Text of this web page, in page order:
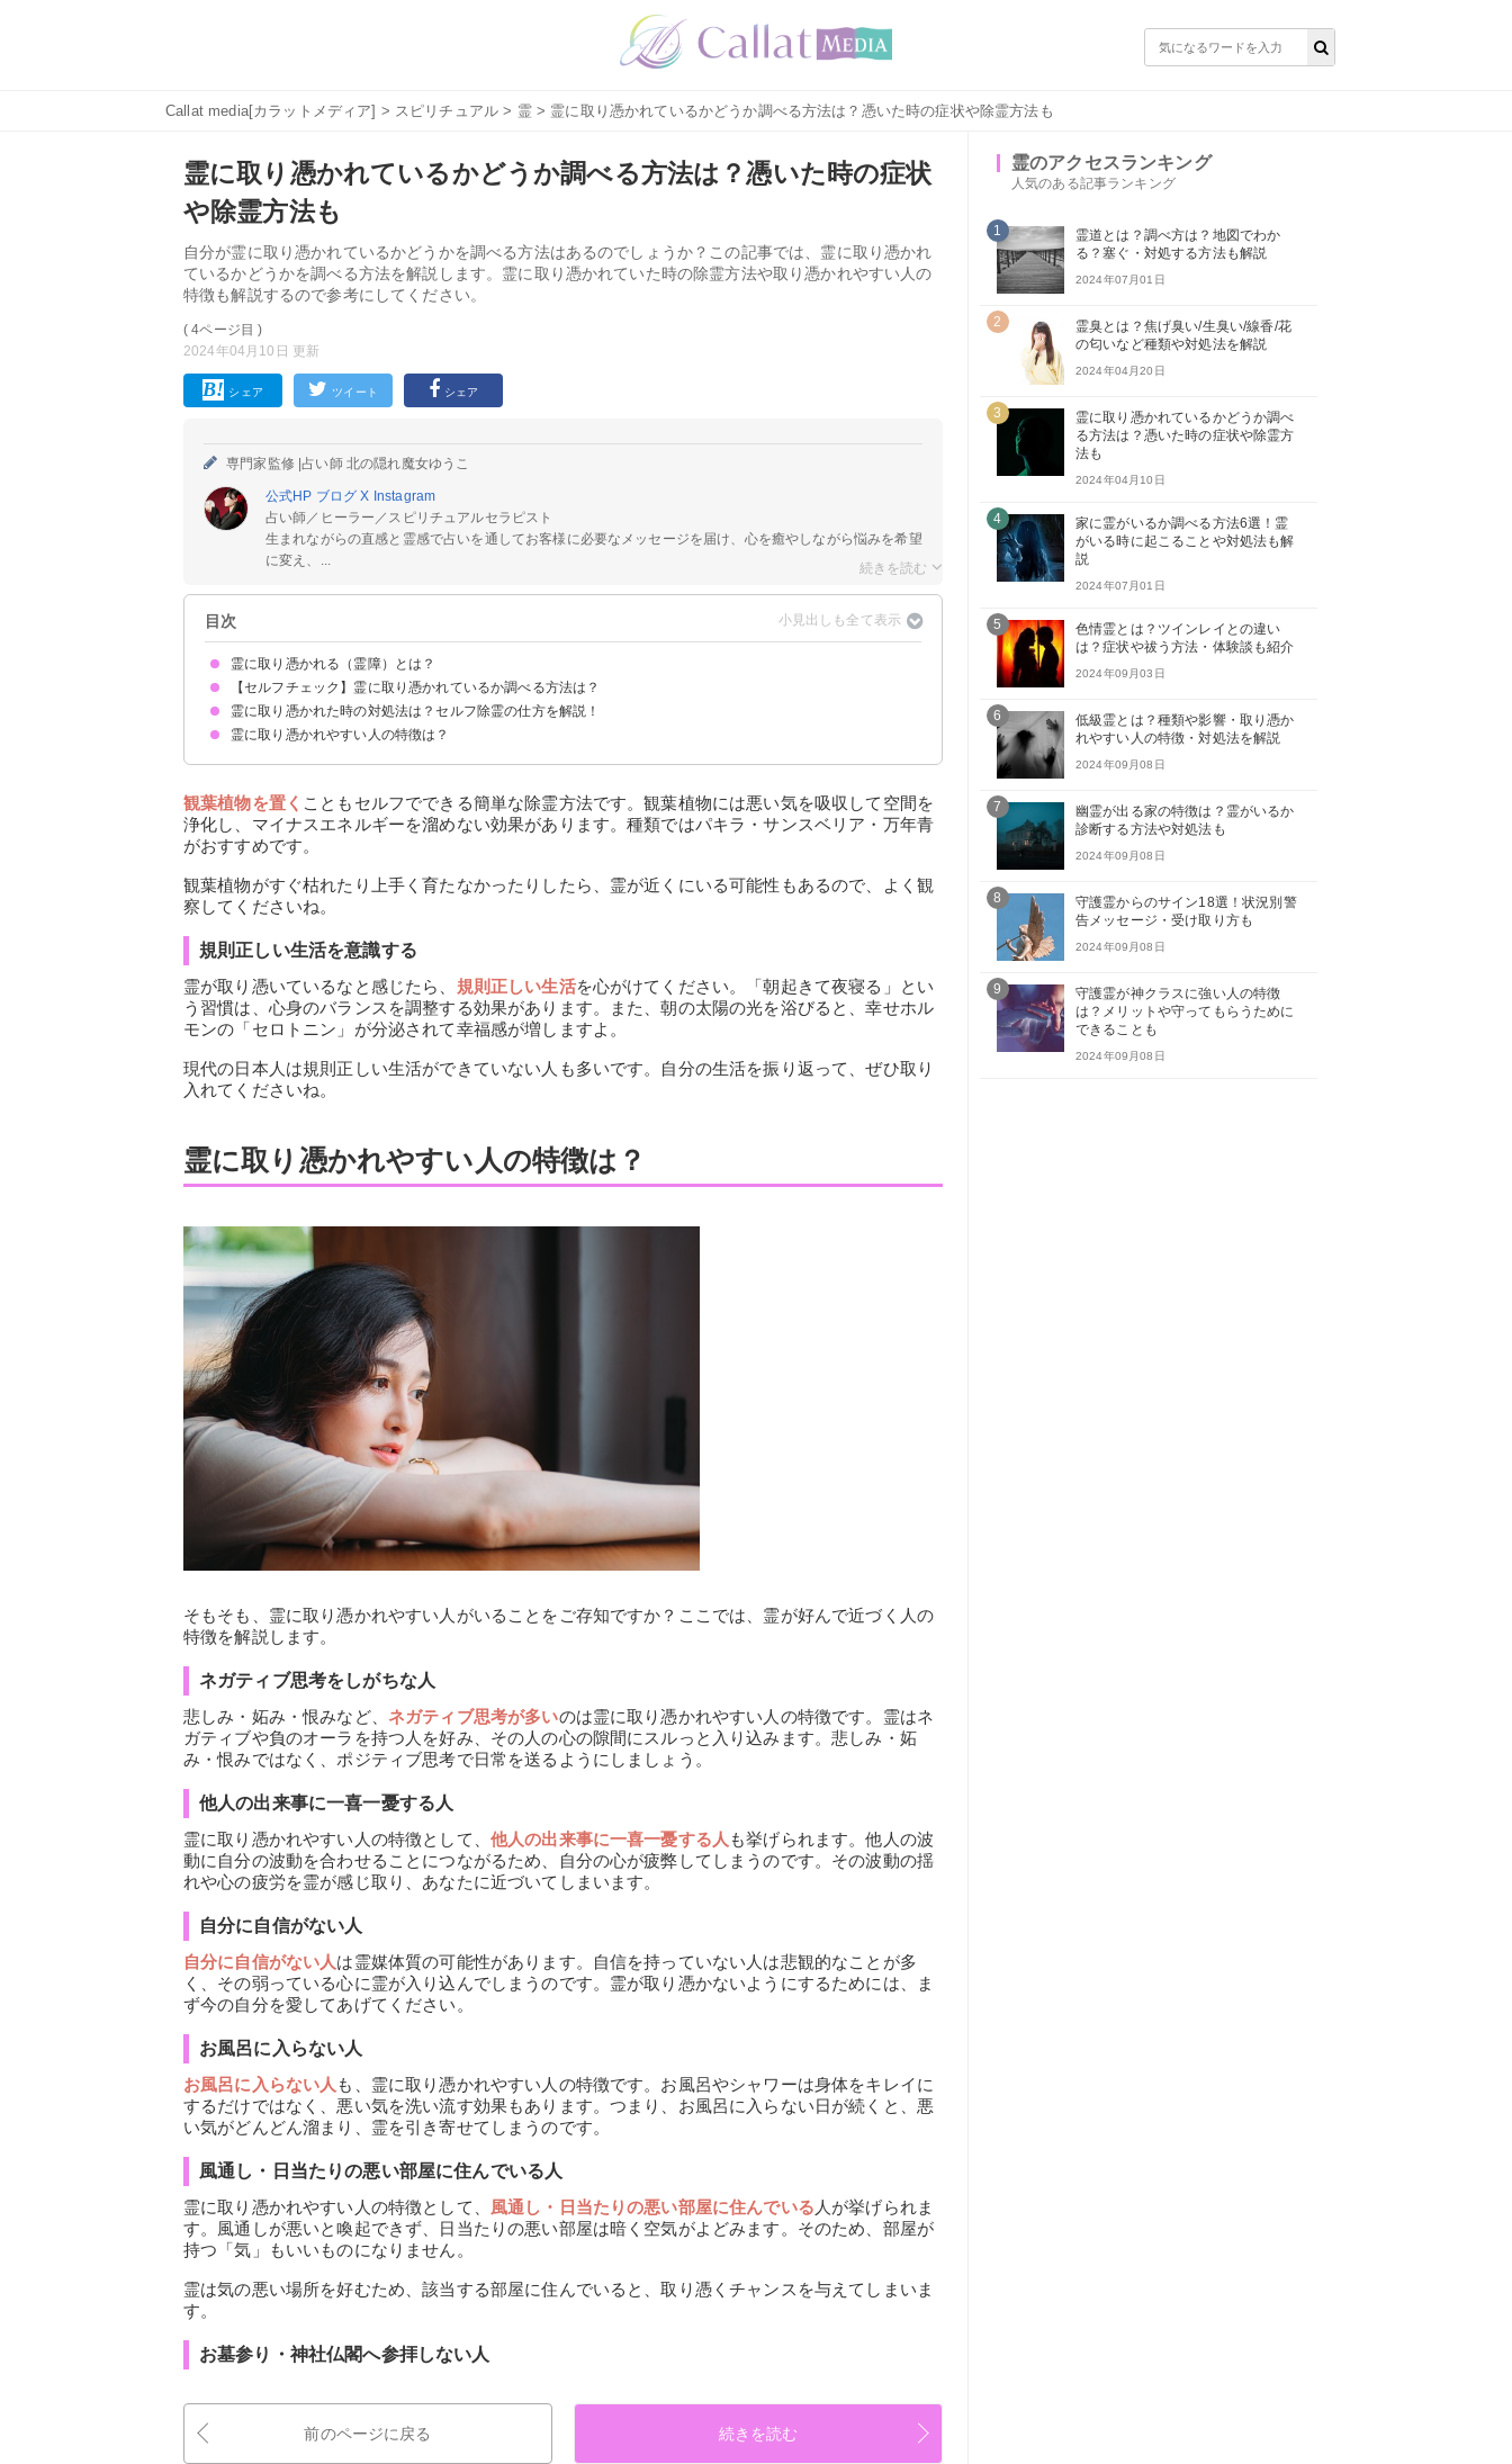
Callat media[カラットメディア] > スピリチュアル > 霊> 霊に取り憑かれているかどうか調べる方法は？憑いた時の症状や除霊方法も
霊に取り憑かれているかどうか調べる方法は？憑いた時の症状
や除霊方法も
自分が霊に取り憑かれているかどうかを調べる方法はあるのでしょうか？この記事では、霊に取り憑かれ
ているかどうかを調べる方法を解説します。霊に取り憑かれていた時の除霊方法や取り憑かれやすい人の
特徴も解説するので参考にしてください。
( 4ページ目 )
2024年04月10日 更新
シェア ツイート シェア
専門家監修 |占い師 北の隠れ魔女ゆうこ
公式HP ブログX Instagram
占い師／ヒーラー／スピリチュアルセラピスト
生まれながらの直感と霊感で占いを通してお客様に必要なメッセージを届け、心を癒やしながら悩みを希望
に変え、...
目次
霊に取り憑かれる（霊障）とは？
取り憑かれた時の症状
取り憑く霊の種類
【セルフチェック】霊に取り憑かれているか調べる方法は？
悪霊に取り憑かれている時の調べ方
生霊に取り憑かれている時の調べ方
自分で判断がつかない場合は霊能者に視てもらおう
霊に取り憑かれた時の対処法は？セルフ除霊の仕方を解説！
玄関に盛り塩をする
お香を焚く
塩風呂に入る
家や部屋を掃除する
ヒーリングで心を癒す
瞑想でメンタルを強化
観葉植物を置く
規則正しい生活を意識する
霊に取り憑かれやすい人の特徴は？
観葉植物を置く こともセルフでできる簡単な除霊方法です。観葉植物には悪い気を吸収して空間を
浄化し、マイナスエネルギーを溜めない効果があります。種類ではパキラ・サンスベリア・万年青
がおすすめです。
観葉植物がすぐ枯れたり上手く育たなかったりしたら、霊が近くにいる可能性もあるので、よく観
察してくださいね。
規則正しい生活を意識する
霊が取り憑いているなと感じたら、 規則正しい生活を心がけてください。「朝起きて夜寝る」とい
う習慣は、心身のバランスを調整する効果があります。また、朝の太陽の光を浴びると、幸せホル
モンの「セロトニン」が分泌されて幸福感が増しますよ。
現代の日本人は規則正しい生活ができていない人も多いです。自分の生活を振り返って、ぜひ取り
入れてくださいね。
霊に取り憑かれやすい人の特徴は？
そもそも、霊に取り憑かれやすい人がいることをご存知ですか？ここでは、霊が好んで近づく人の
特徴を解説します。
ネガティブ思考をしがちな人
悲しみ・妬み・恨みなど、 ネガティブ思考が多いのは霊に取り憑かれやすい人の特徴です。霊はネ
ガティブや負のオーラを持つ人を好み、その人の心の隙間にスルっと入り込みます。悲しみ・妬
み・恨みではなく、ポジティブ思考で日常を送るようにしましょう。
他人の出来事に一喜一憂する人
霊に取り憑かれやすい人の特徴として、 他人の出来事に一喜一憂する人 も挙げられます。他人の波
動に自分の波動を合わせることにつながるため、自分の心が疲弊してしまうのです。その波動の揺
れや心の疲労を霊が感じ取り、あなたに近づいてしまいます。
自分に自信がない人
自分に自信がない人は霊媒体質の可能性があります。自信を持っていない人は悲観的なことが多
く、その弱っている心に霊が入り込んでしまうのです。霊が取り憑かないようにするためには、ま
ず今の自分を愛してあげてください。
お風呂に入らない人
お風呂に入らない人 も、霊に取り憑かれやすい人の特徴です。お風呂やシャワーは身体をキレイに
するだけではなく、悪い気を洗い流す効果もあります。つまり、お風呂に入らない日が続くと、悪
い気がどんどん溜まり、霊を引き寄せてしまうのです。
風通し・日当たりの悪い部屋に住んでいる人
霊に取り憑かれやすい人の特徴として、 風通し・日当たりの悪い部屋に住んでいる 人が挙げられま
す。風通しが悪いと喚起できず、日当たりの悪い部屋は暗く空気がよどみます。そのため、部屋が
持つ「気」もいいものになりません。
霊は気の悪い場所を好むため、該当する部屋に住んでいると、取り憑くチャンスを与えてしまいま
す。
お墓参り・神社仏閣へ参拝しない人
前のページに戻る 続きを読む
霊のアクセスランキング
人気のある記事ランキング
1
霊道とは？調べ方は？地図でわか
る？塞ぐ・対処する方法も解説
2024年07月01日
2
霊臭とは？焦げ臭い/生臭い/線香/花
の匂いなど種類や対処法を解説
2024年04月20日
3
霊に取り憑かれているかどうか調べ
る方法は？憑いた時の症状や除霊方
法も
2024年04月10日
4
家に霊がいるか調べる方法6選！霊
がいる時に起こることや対処法も解
説
2024年07月01日
5
色情霊とは？ツインレイとの違い
は？症状や祓う方法・体験談も紹介
2024年09月03日
6
低級霊とは？種類や影響・取り憑か
れやすい人の特徴・対処法を解説
2024年09月08日
7
幽霊が出る家の特徴は？霊がいるか
診断する方法や対処法も
2024年09月08日
8
守護霊からのサイン18選！状況別警
告メッセージ・受け取り方も
2024年09月08日
9
守護霊が神クラスに強い人の特徴
は？メリットや守ってもらうために
できることも
2024年09月08日